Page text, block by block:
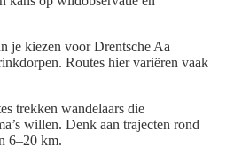
je kiezen voor Drentsche Aa
Routes hier variëren vaak
trekken wandelaars die
willen. Denk aan trajecten rond
6–20 km.